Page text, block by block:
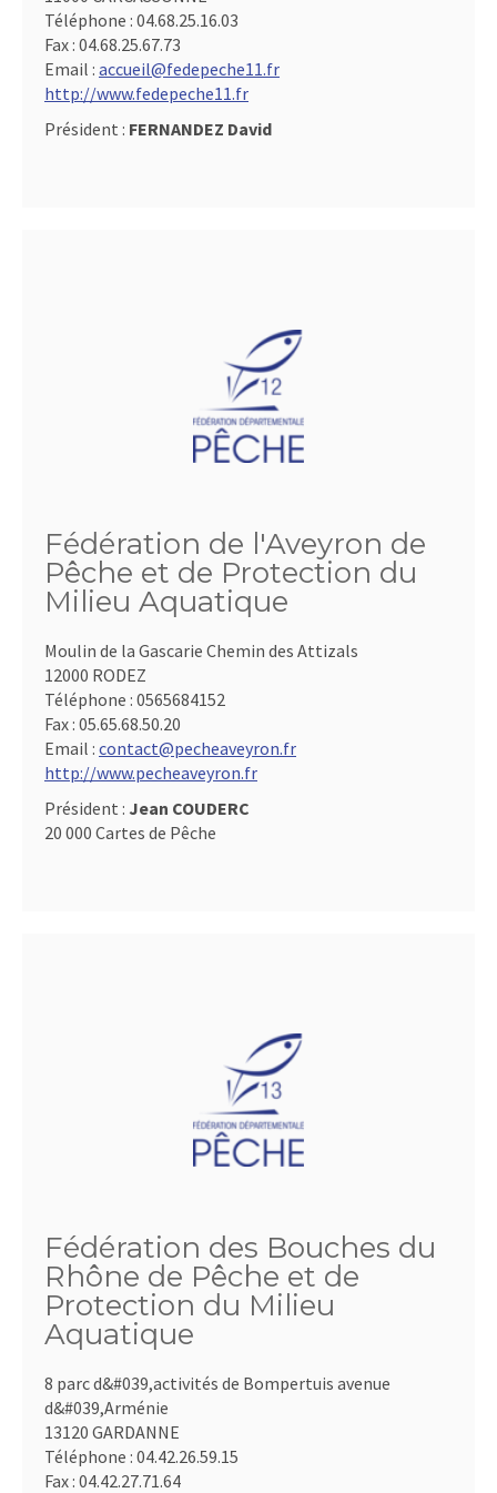
Téléphone : 04.68.25.16.03
Fax : 04.68.25.67.73
Email : accueil@fedepeche11.fr
http://www.fedepeche11.fr
Président : FERNANDEZ David
Fédération de l'Aveyron de
Pêche et de Protection du
Milieu Aquatique
Moulin de la Gascarie Chemin des Attizals
12000 RODEZ
Téléphone : 0565684152
Fax : 05.65.68.50.20
Email : contact@pecheaveyron.fr
http://www.pecheaveyron.fr
Président : Jean COUDERC
20 000 Cartes de Pêche
Fédération des Bouches du
Rhône de Pêche et de
Protection du Milieu
Aquatique
8 parc d&#039,activités de Bompertuis avenue
d&#039,Arménie
13120 GARDANNE
Téléphone : 04.42.26.59.15
Fax : 04.42.27.71.64